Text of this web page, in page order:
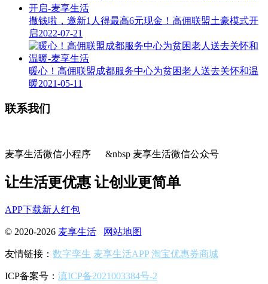
撒钱啦，邀新1人得最高6元现金！高佣联盟土豪模式开
启2022-07-21
暖心！高佣联盟成都服务中心为贫困老人送去关怀和温
暖2021-05-11
联系我们
麦享生活微信小程序 &nbsp 麦享生活微信公众号
让生活更优惠 让创业更简单
APP下载新人红包
© 2020-2026 麦享生活 网站地图
友情链接： 数字孪生 麦享生活APP 淘宝优惠券商城
ICP备案号： 滇ICP备2021003384号-2